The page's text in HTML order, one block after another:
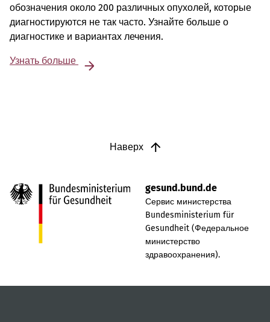
обозначения около 200 различных опухолей, которые
диагностируются не так часто. Узнайте больше о
диагностике и вариантах лечения.
Узнать больше
Наверх
gesund.bund.de
Сервис министерства
Bundesministerium für
Gesundheit (Федеральное
министерство
здравоохранения).